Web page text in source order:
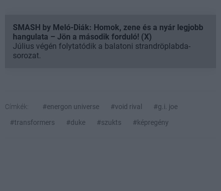
SMASH by Meló-Diák: Homok, zene és a nyár legjobb
hangulata – Jön a második forduló! (X)
Július végén folytatódik a balatoni strandröplabda-
sorozat.
Címkék: #energon universe #void rival
#g.i. joe
#transformers
#duke #szukts #képregény